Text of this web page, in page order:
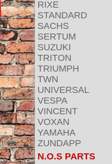
RIXE
STANDARD
SACHS
SERTUM
SUZUKI
TRITON
TRIUMPH
TWN
UNIVERSAL
VESPA
VINCENT
VOXAN
YAMAHA
ZUNDAPP
N.O.S PARTS